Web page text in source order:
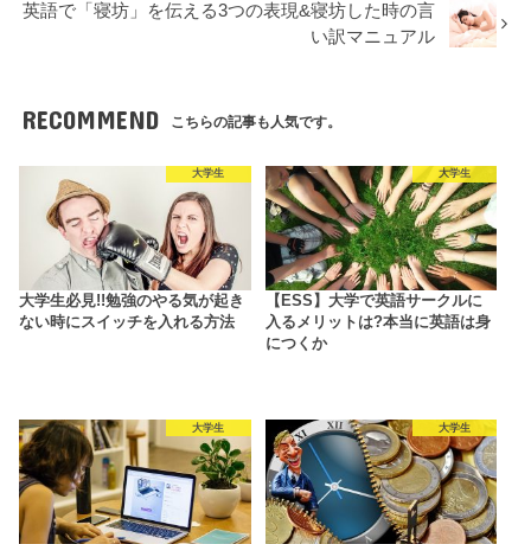
英語で「寝坊」を伝える3つの表現&寝坊した時の言
い訳マニュアル
RECOMMEND こちらの記事も人気です。
大学生
大学生必見!!勉強のやる気が起き
ない時にスイッチを入れる方法
大学生
【ESS】大学で英語サークルに
入るメリットは?本当に英語は身
につくか
大学生 大学生